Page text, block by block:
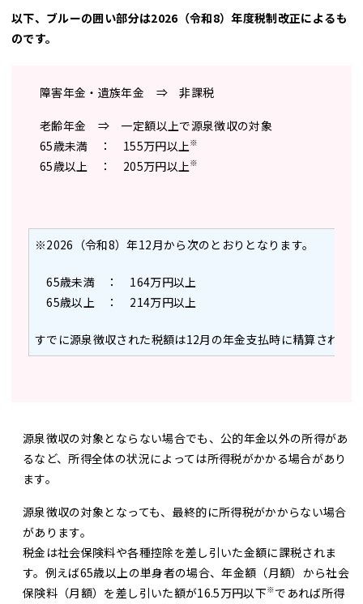
以下、ブルーの囲い部分は2026（令和8）年度税制改正によるも
のです。
障害年金・遺族年金 ⇒ 非課税
老齢年金 ⇒ 一定額以上で源泉徴収の対象
65歳未満 ： 155万円以上※
65歳以上 ： 205万円以上※
※2026（令和8）年12月から次のとおりとなります。
65歳未満 ： 164万円以上
65歳以上 ： 214万円以上
すでに源泉徴収された税額は12月の年金支払時に精算されま
源泉徴収の対象とならない場合でも、公的年金以外の所得があ
るなど、所得全体の状況によっては所得税がかかる場合があり
ます。
源泉徴収の対象となっても、最終的に所得税がかからない場合
があります。
税金は社会保険料や各種控除を差し引いた金額に課税されま
す。例えば65歳以上の単身者の場合、年金額（月額）から社会
保険料（月額）を差し引いた額が16.5万円以下※であれば所得